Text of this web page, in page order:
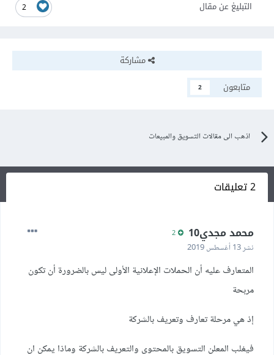
2 التبليغ عن مقال
مشاركة
متابعون
2
اذهب الى مقالات التسويق والمبيعات
2 تعليقات
محمد مجدي10
نشر13 أغسطس 2019
المتعارف عليه أن الحملات الإعلانية الأولى ليس بالضرورة أن تكون
مربحة
إذ هي مرحلة تعارف وتعريف بالشركة
فيغلب المعلن التسويق بالمحتوى والتعريف بالشركة وماذا يمكن ان